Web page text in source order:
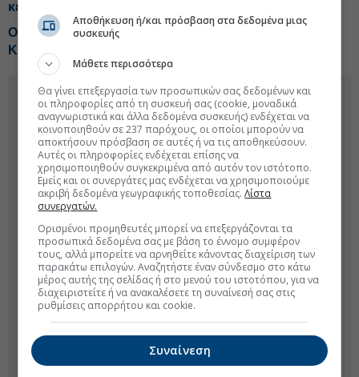
κερδοφορία
Open Days της Emirates σε Αθήνα, Θεσσαλονίκη και
Κέρκυρα για νέες προσλήψεις
Αποθήκευση ή/και πρόσβαση στα δεδομένα μιας
συσκευής
Μάθετε περισσότερα
Θα γίνει επεξεργασία των προσωπικών σας δεδομένων και
οι πληροφορίες από τη συσκευή σας (cookie, μοναδικά
αναγνωριστικά και άλλα δεδομένα συσκευής) ενδέχεται να
κοινοποιηθούν σε 237 παρόχους, οι οποίοι μπορούν να
αποκτήσουν πρόσβαση σε αυτές ή να τις αποθηκεύσουν.
Αυτές οι πληροφορίες ενδέχεται επίσης να
χρησιμοποιηθούν συγκεκριμένα από αυτόν τον ιστότοπο.
Εμείς και οι συνεργάτες μας ενδέχεται να χρησιμοποιούμε
ακριβή δεδομένα γεωγραφικής τοποθεσίας.Λίστα
συνεργατών.
Ορισμένοι προμηθευτές μπορεί να επεξεργάζονται τα
προσωπικά δεδομένα σας με βάση το έννομο συμφέρον
τους, αλλά μπορείτε να αρνηθείτε κάνοντας διαχείριση των
παρακάτω επιλογών. Αναζητήστε έναν σύνδεσμο στο κάτω
μέρος αυτής της σελίδας ή στο μενού του ιστοτόπου, για να
διαχειριστείτε ή να ανακαλέσετε τη συναίνεσή σας στις
ρυθμίσεις απορρήτου και cookie.
Συναίνεση